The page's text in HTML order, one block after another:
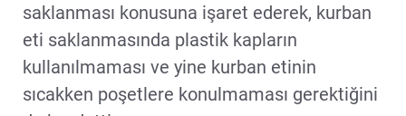
saklanması konusuna işaret ederek, kurban
eti saklanmasında plastik kapların
kullanılmaması ve yine kurban etinin
sıcakken poşetlere konulmaması gerektiğini